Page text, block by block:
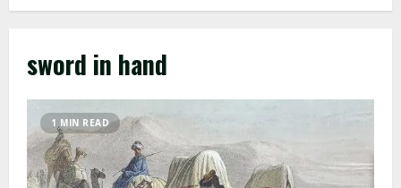
sword in hand
1 MIN READ